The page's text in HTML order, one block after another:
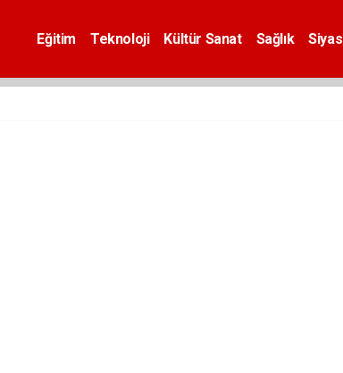
Eğitim Teknoloji Kültür Sanat Sağlık